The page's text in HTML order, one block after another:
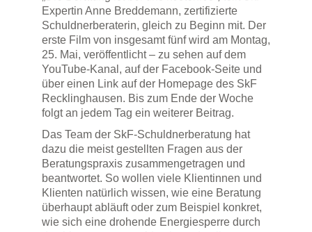
Expertin Anne Breddemann, zertifizierte
Schuldnerberaterin, gleich zu Beginn mit. Der
erste Film von insgesamt fünf wird am Montag,
25. Mai, veröffentlicht – zu sehen auf dem
YouTube-Kanal, auf der Facebook-Seite und
über einen Link auf der Homepage des SkF
Recklinghausen. Bis zum Ende der Woche
folgt an jedem Tag ein weiterer Beitrag.
Das Team der SkF-Schuldnerberatung hat
dazu die meist gestellten Fragen aus der
Beratungspraxis zusammengetragen und
beantwortet. So wollen viele Klientinnen und
Klienten natürlich wissen, wie eine Beratung
überhaupt abläuft oder zum Beispiel konkret,
wie sich eine drohende Energiesperre durch